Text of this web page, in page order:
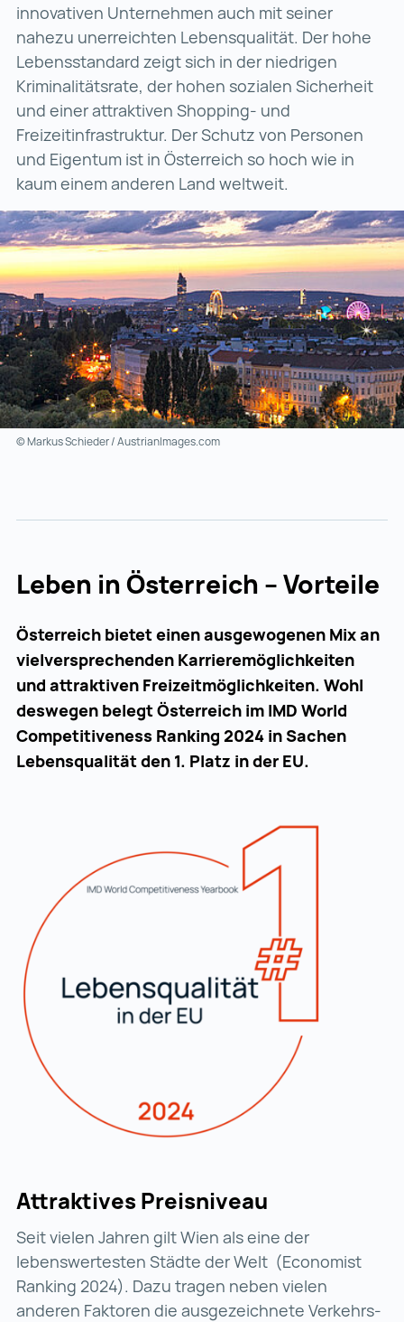
innovativen Unternehmen auch mit seiner
nahezu unerreichten Lebensqualität. Der hohe
Lebensstandard zeigt sich in der niedrigen
Kriminalitätsrate, der hohen sozialen Sicherheit
und einer attraktiven Shopping- und
Freizeitinfrastruktur. Der Schutz von Personen
und Eigentum ist in Österreich so hoch wie in
kaum einem anderen Land weltweit.
© Markus Schieder / AustrianImages.com
Leben in Österreich – Vorteile
Österreich bietet einen ausgewogenen Mix an
vielversprechenden Karrieremöglichkeiten
und attraktiven Freizeitmöglichkeiten. Wohl
deswegen belegt Österreich im IMD World
Competitiveness Ranking 2024 in Sachen
Lebensqualität den 1. Platz in der EU.
Attraktives Preisniveau
Seit vielen Jahren gilt Wien als eine der
lebenswertesten Städte der Welt (Economist
Ranking 2024). Dazu tragen neben vielen
anderen Faktoren die ausgezeichnete Verkehrs-